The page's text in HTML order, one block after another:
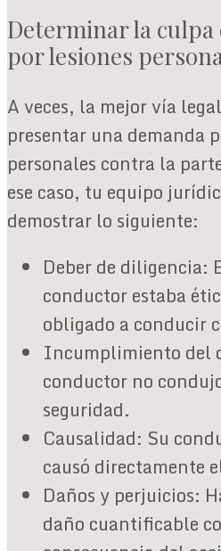
Determinar la
por lesiones
A veces, la mejor vía
presentar una demanda
personales contra la
ese caso, tu equipo
demostrar lo siguiente:
Deber de diligencia:
conductor estaba
obligado a conducir
Incumplimiento del
conductor no
seguridad.
Causalidad: Su
causó directamente
Daños y perjuicios:
daño cuantificable